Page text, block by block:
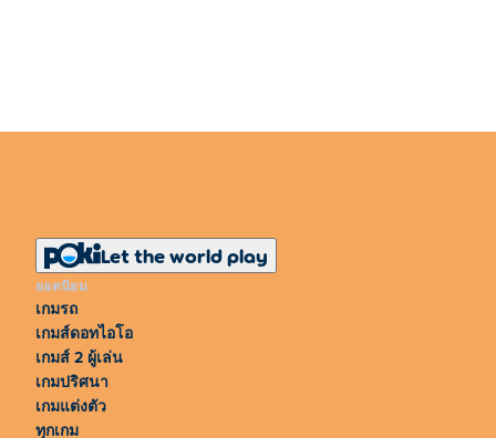
Let the world play
ยอดนิยม
เกมรถ
เกมส์ดอทไอโอ
เกมส์ 2 ผู้เล่น
เกมปริศนา
เกมแต่งตัว
ทุกเกม